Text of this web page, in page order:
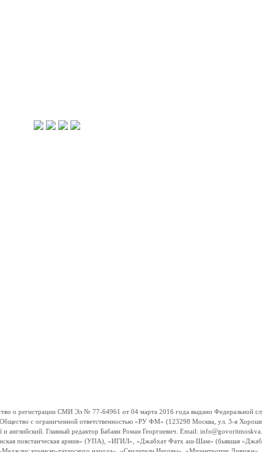
о регистрации СМИ Эл № 77-64961 от 04 марта 2016 года выдано Федеральной
с ограниченной ответственностью «РУ ФМ» (123298 Москва, ул. 3-я
английский. Главный редактор Бабаян Роман Георгиевич. Email:
повстанческая армия» (УПА), «ИГИЛ», «Джабхат Фатх аш-Шам» (бывшая